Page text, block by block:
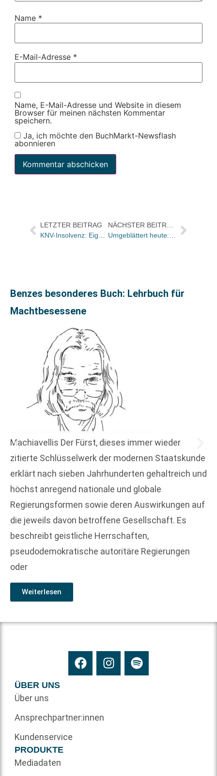
Name *
E-Mail-Adresse *
Name, E-Mail-Adresse und Website in diesem
Browser für meinen nächsten Kommentar
speichern.
Ja, ich möchte den BuchMarkt-Newsflash
abonnieren
LETZTER BEITRAG
KNV-Insolvenz: Eigentumsvorbehalt gilt auch ohne vertragliche Regelung
NÄCHSTER BEITRAG
Umgeblättert heute: Die seltsamsten Krimis weit und breit
Benzes besonderes Buch: Lehrbuch für
Machtbesessene
Machiavellis Der Fürst, dieses immer wieder
zitierte Schlüsselwerk der modernen Staatskunde
erklärt nach sieben Jahrhunderten gehaltreich und
höchst anregend nationale und globale
Regierungsformen sowie deren Auswirkungen auf
die jeweils davon betroffene Gesellschaft. Es
beschreibt geistliche Herrschaften,
pseudodemokratische autoritäre Regierungen
oder
Weiterlesen
ÜBER UNS
Über uns
Ansprechpartner:innen
Kundenservice
PRODUKTE
Mediadaten